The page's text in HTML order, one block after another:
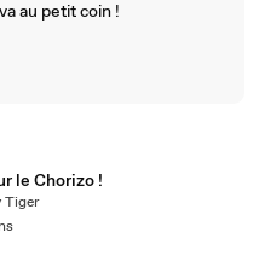
au petit coin !
le Chorizo !
Tiger